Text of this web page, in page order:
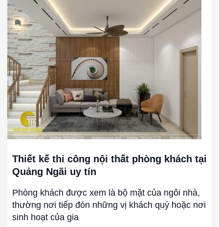
Thiết kế thi công nội thất phòng khách tại
Quảng Ngãi uy tín
Phòng khách được xem là bộ mặt của ngôi nhà,
thường nơi tiếp đón những vị khách quý hoặc nơi
sinh hoạt của gia
Thiết
kế
thi
công
nội
thất
phòng
khách
tại
Quảng
Ngãi
uy
tín